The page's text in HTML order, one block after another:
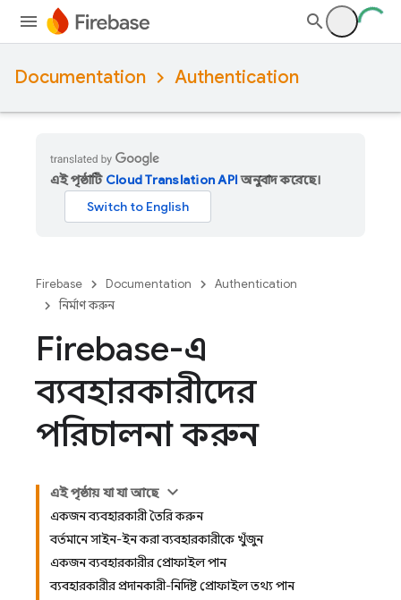
Documentation Authentication
এই পৃষ্ঠাটি Cloud Translation APIঅনুবাদ করেছে।
Firebase Documentation
Authentication
নির্মাণ করুন
Firebase-এ
ব্যবহারকারীদের
পরিচালনা করুন
এই পৃষ্ঠায় যা যা আছে
একজন ব্যবহারকারী তৈরি করুন
বর্তমানে সাইন-ইন করা ব্যবহারকারীকে খুঁজুন
একজন ব্যবহারকারীর প্রোফাইল পান
ব্যবহারকারীর প্রদানকারী-নির্দিষ্ট প্রোফাইল তথ্য পান